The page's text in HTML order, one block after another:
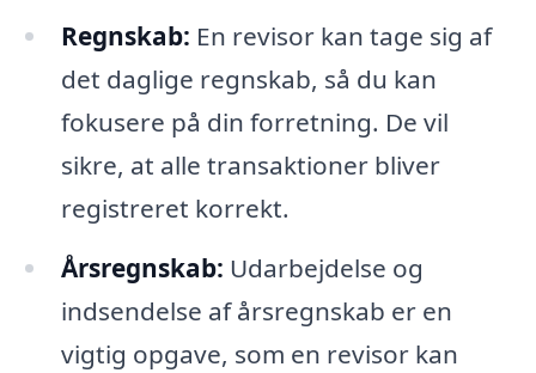
Regnskab: En revisor kan tage sig af
det daglige regnskab, så du kan
fokusere på din forretning. De vil
sikre, at alle transaktioner bliver
registreret korrekt.
Årsregnskab: Udarbejdelse og
indsendelse af årsregnskab er en
vigtig opgave, som en revisor kan